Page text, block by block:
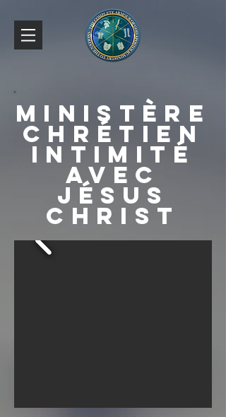
Ministère
Chrétien
Intimité
avec
JÉSUS
CHRIST